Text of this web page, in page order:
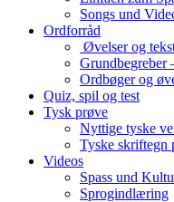
Songs und
Ordforråd
Øvelser og
Grundbegreber
Ordbøger og
Quiz, spil og test
Tysk prøve
Nyttige tyske
Tyske skriftegn
Videos
Spass und
Sprogindlæring